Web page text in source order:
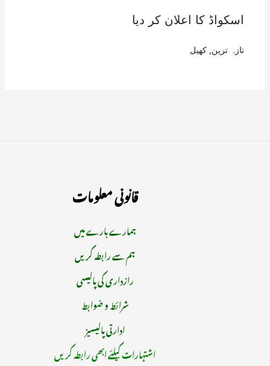
اسکواڈ کا اعلان کر دیا
تازہ ترین کھیل
قانونی معلومات
ہمارے بارے میں
ہم سے رابطہ کریں
رازداری کی پالیسی
شرائط و ضوابط
ادارتی پالیسیز
اشتہارات کیلئے ابھی رابطہ کریں